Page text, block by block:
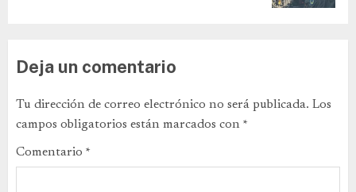
Deja un comentario
Tu dirección de correo electrónico no será publicada. Los
campos obligatorios están marcados con *
Comentario *